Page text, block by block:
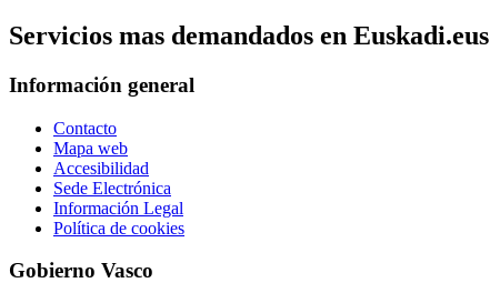
Servicios mas demandados en Euskadi.eus
Información general
Contacto
Mapa web
Accesibilidad
Sede Electrónica
Información Legal
Política de cookies
Gobierno Vasco